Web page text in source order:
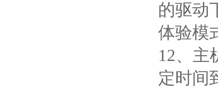
的驱动
体验模
12、主
定时间